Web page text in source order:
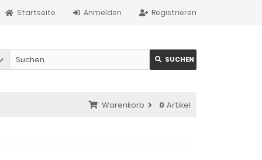
Registrieren
Anmelden
Startseite
SUCHEN
Warenkorb 0 Artikel